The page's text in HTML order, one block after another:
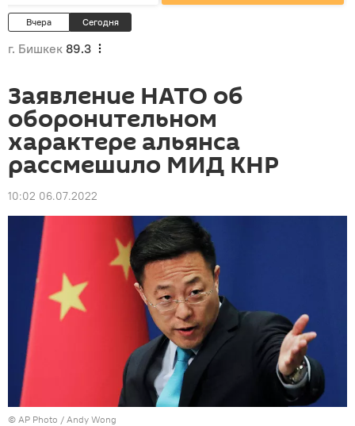
Вчера Сегодня
г. Бишкек 89.3
Заявление НАТО об
оборонительном
характере альянса
рассмешило МИД КНР
10:02 06.07.2022
© AP Photo / Andy Wong